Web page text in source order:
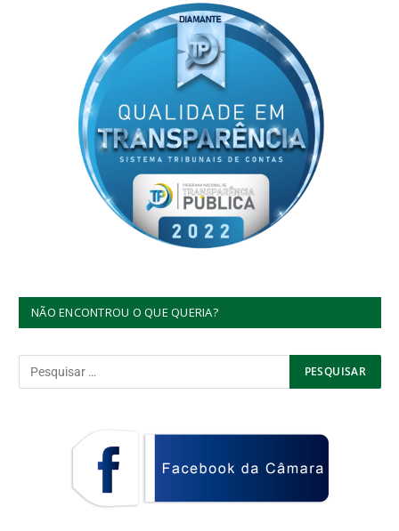
NÃO ENCONTROU O QUE QUERIA?